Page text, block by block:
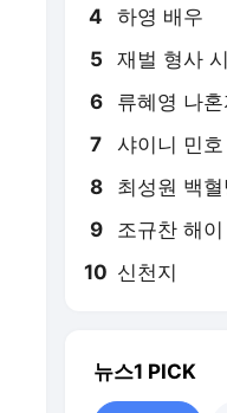
4 하영 배우
5 재벌 형사
6 류혜영 나
7 샤이니 민호
8 최성원 백혈
9 조규찬 해
10 신천지
뉴스1 PICK